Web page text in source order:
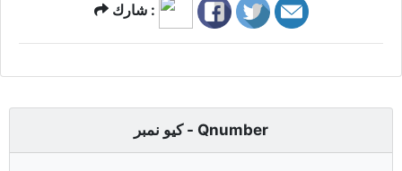
شارك :
كيو نمبر - Qnumber